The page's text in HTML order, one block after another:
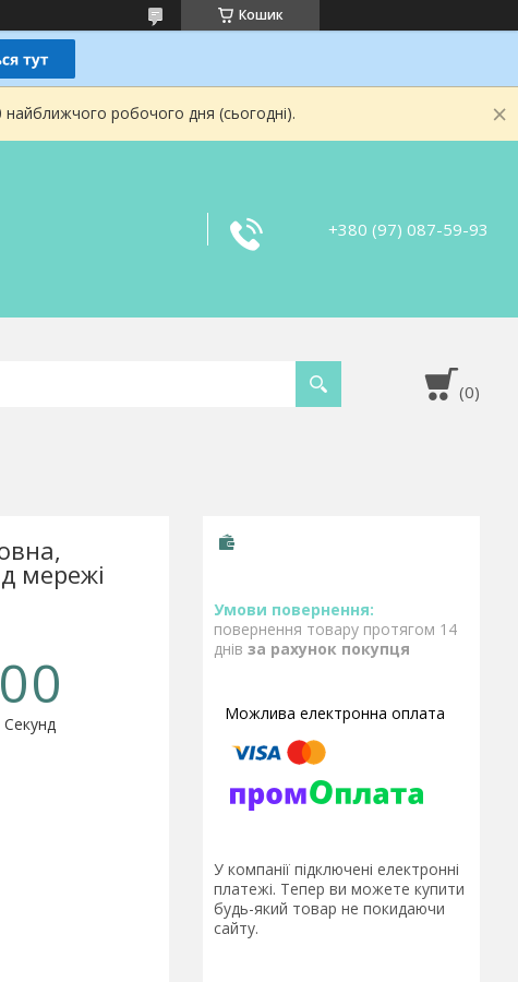
Кошик
робочого дня (сьогодні).
+380 (97) 087-59-93
мережі
00
Секунд
повернення товару протягом 14
днів за рахунок покупця
У компанії підключені електронні
платежі. Тепер ви можете купити
будь-який товар не покидаючи
сайту.